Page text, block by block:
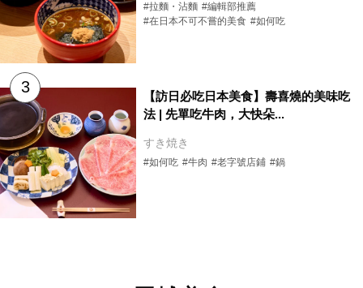
#拉麵・沾麵 #編輯部推薦
#在日本不可不嘗的美食 #如何吃
【訪日必吃日本美食】壽喜燒的美味吃
法 | 先單吃牛肉，大快朵...
すき焼き
#如何吃 #牛肉 #老字號店鋪 #鍋